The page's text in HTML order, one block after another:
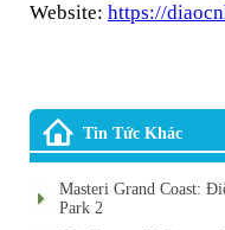
Website: https://
Tin Tức Khác
Masteri Grand Coast:
Park 2